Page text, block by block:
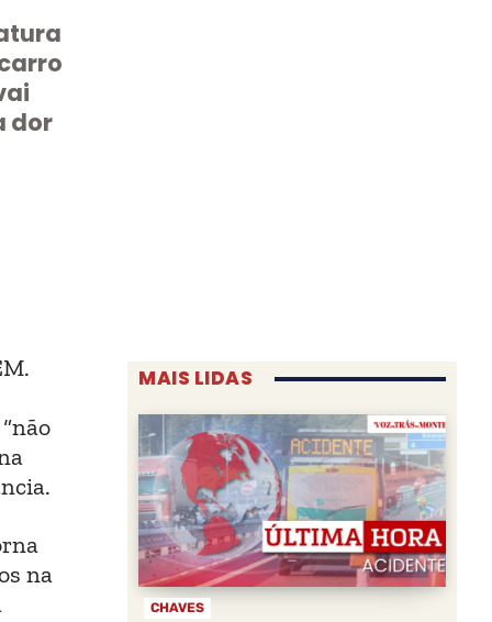
dor
na
MAIS LIDAS
CHAVES